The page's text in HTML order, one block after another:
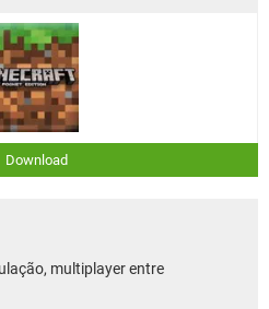
Download
multiplayer entre